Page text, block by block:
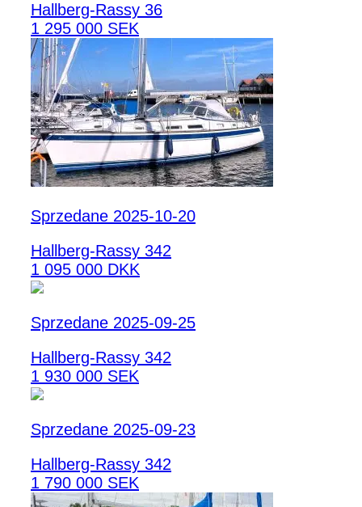
Hallberg-Rassy 36
1 295 000 SEK
Sprzedane 2025-10-20
Hallberg-Rassy 342
1 095 000 DKK
Sprzedane 2025-09-25
Hallberg-Rassy 342
1 930 000 SEK
Sprzedane 2025-09-23
Hallberg-Rassy 342
1 790 000 SEK